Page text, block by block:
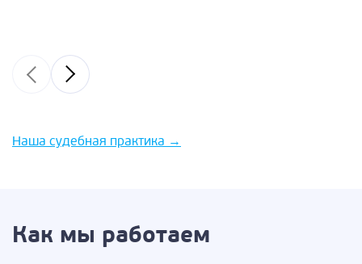
Наша судебная практика →
Как мы работаем